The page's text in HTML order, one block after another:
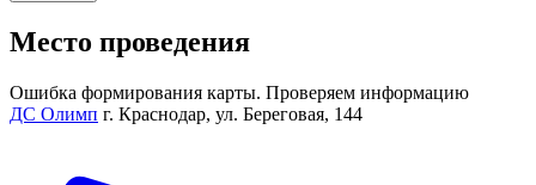
Место проведения
Ошибка формирования карты. Проверяем информацию
ДС Олимп г. Краснодар, ул. Береговая, 144